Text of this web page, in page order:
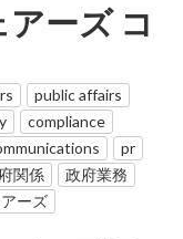
ーズ コ
public affairs
compliance
pr
関係
政府業務
ーズ